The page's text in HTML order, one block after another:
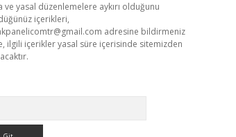
ve yasal düzenlemelere aykırı olduğunu
içerikleri,
adresine bildirmeniz
ilgili içerikler yasal süre içerisinde sitemizden